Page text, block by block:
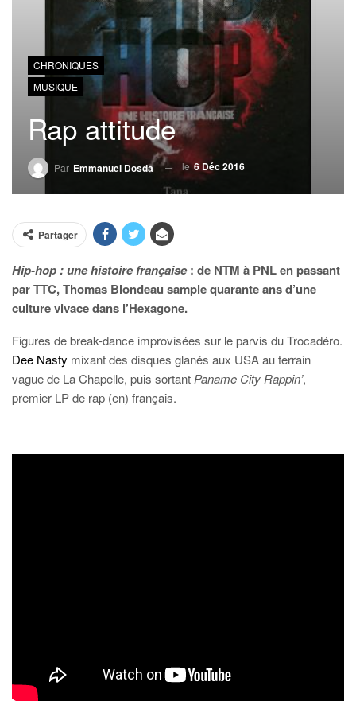
CHRONIQUES
MUSIQUE
Rap attitude
Par Emmanuel Dosda le6 Déc 2016
Partager
Hip-hop : une histoire française: de NTM à PNL en passant
par TTC, Thomas Blondeau sample quarante ans d’une
culture vivace dans l’Hexagone.
Figures de break-dance improvisées sur le parvis du Trocadéro.
Dee Nasty mixant des disques glanés aux USA au terrain
vague de La Chapelle, puis sortant Paname City Rappin’,
premier LP de rap (en) français.